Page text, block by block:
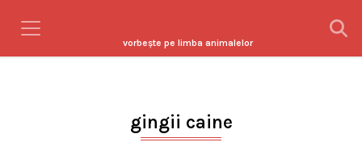
vorbeşte pe limba animalelor
gingii caine